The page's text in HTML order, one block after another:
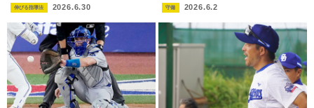
伸びる指導法 2026.6.30 守備 2026.6.2